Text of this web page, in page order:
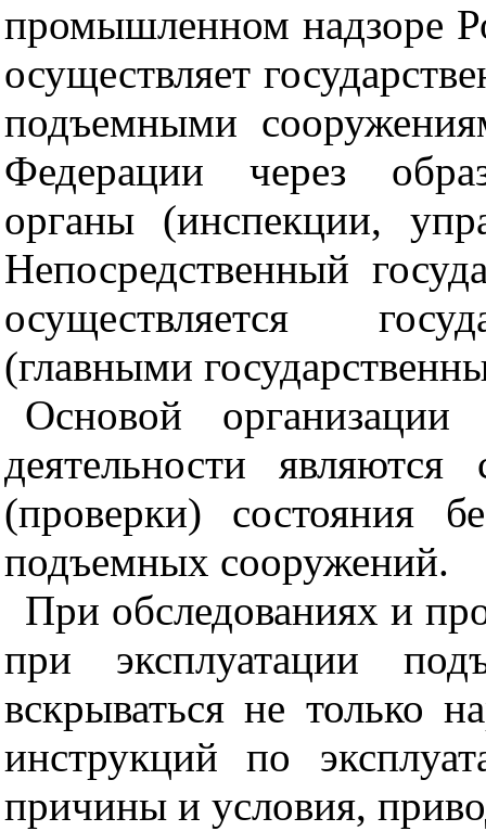
промышленном надзоре
осуществляет
подъемными
Федерации через
органы (инспекции,
Непосредственный
осуществляется
(главными
Основой
деятельности являются
(проверки) состояния
подъемных сооружений.
При обследованиях и
при эксплуатации
вскрываться не только
инструкций по
причины и условия,